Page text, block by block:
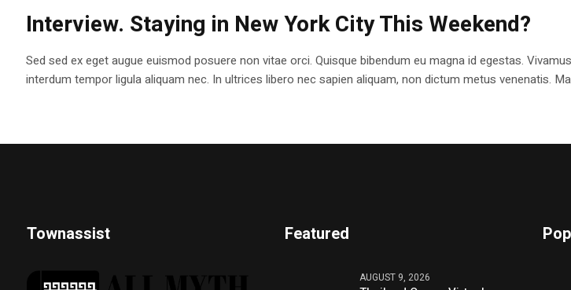
Interview. Staying in New York City This Weekend?
Sed sed ex eget augue euismod posuere non vitae orci. Quisque bibendum eu magna id egestas.
interdum tempor ligula aliquam nec. In ultrices libero nec sapien aliquam, non dictum metus venenatis.
Townassist Featured
AUGUST 9, 2026